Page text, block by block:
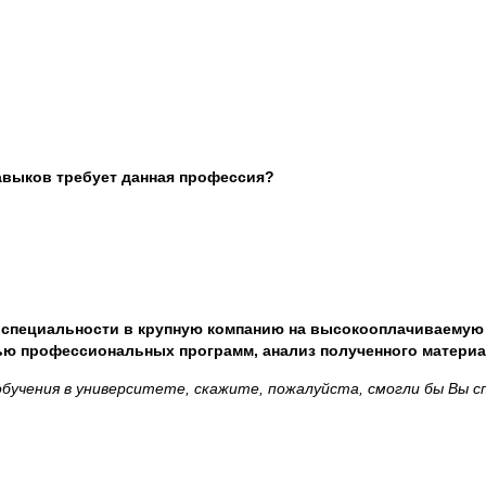
требует данная профессия?
в крупную компанию на
программ, анализ полученного
в университете, скажите, пожалуйста, смогли бы Вы